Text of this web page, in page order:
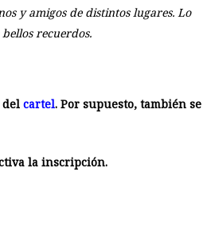
y amigos de distintos lugares. Lo
recuerdos.
cartel. Por supuesto, también se
la inscripción.